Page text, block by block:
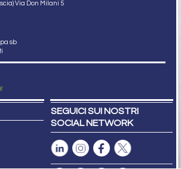
Via Don Milani 5
sb
SEGUICI SUI NOSTRI
SOCIAL NETWORK